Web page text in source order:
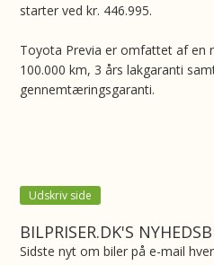
starter ved kr. 446.995.
Toyota Previa er omfattet af en
100.000 km, 3 års lakgaranti
gennemtæringsgaranti.
Udskriv side
BILPRISER.DK'S
Sidste nyt om biler på e-mail